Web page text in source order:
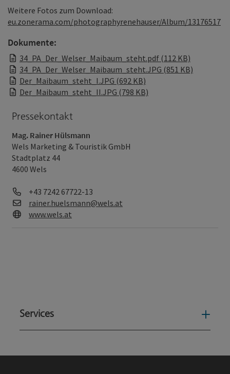
Weitere Fotos zum Download:
eu.zonerama.com/photographyrenehauser/Album/13176517
Dokumente:
34_PA_Der_Welser_Maibaum_steht.pdf (112 KB)
34_PA_Der_Welser_Maibaum_steht.JPG (851 KB)
Der_Maibaum_steht_I.JPG (692 KB)
Der_Maibaum_steht_II.JPG (798 KB)
Pressekontakt
Mag. Rainer Hülsmann
Wels Marketing & Touristik GmbH
Stadtplatz 44
4600 Wels
Telefon
+43 7242 67722-13
E-Mail
rainer.huelsmann@wels.at
Web
www.wels.at
Services